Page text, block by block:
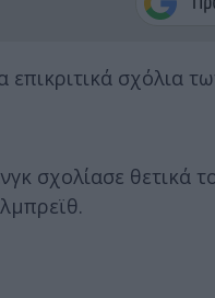
επικριτικά σχόλια
σχολίασε